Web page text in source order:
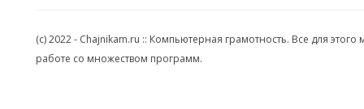
(c) 2022 - Chajnikam.ru :: Компьютерная грамотность. Все для
работе со множеством программ.